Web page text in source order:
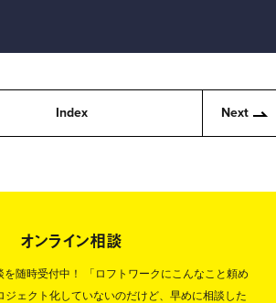
Index Next
オンライン相談
随時受付中！
「ロフトワークにこんなこと頼め
ジェクト化していないのだけど、早めに相談した